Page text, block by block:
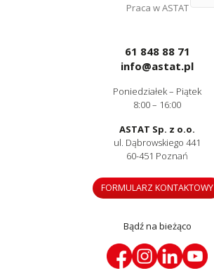
Praca w ASTAT
61 848 88 71
info@astat.pl
Poniedziałek – Piątek
8:00 – 16:00
ASTAT Sp. z o.o.
ul. Dąbrowskiego 441
60-451 Poznań
FORMULARZ KONTAKTOWY
Bądź na bieżąco